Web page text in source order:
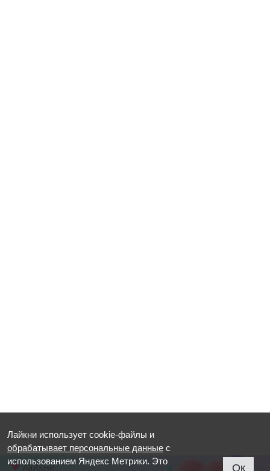
Лайкни использует cookie-файлы и
обрабатывает персональные данные с
использованием Яндекс Метрики. Это
Ок